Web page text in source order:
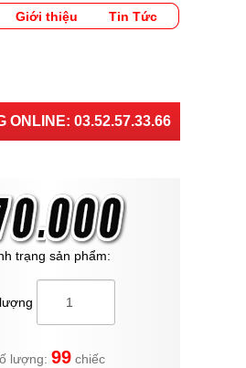
Giới thiệu Tin Tức
ONLINE: 03.52.57.33.66
trạng sản phẩm:
lượng: 99chiếc